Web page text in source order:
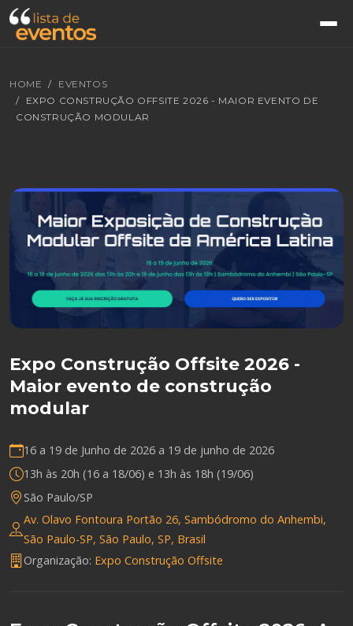
HOME
EVENTOS
EXPO CONSTRUÇÃO OFFSITE 2026 - MAIOR EVENTO DE
CONSTRUÇÃO MODULAR
Expo Construção Offsite 2026 -
Maior evento de construção
modular
16 a 19 de Junho de 2026 a 19 de junho de 2026
13h às 20h (16 a 18/06) e 13h às 18h (19/06)
São Paulo/SP
Av. Olavo Fontoura Portão 26, Sambódromo do Anhembi,
São Paulo-SP, São Paulo, SP, Brasil
Organização: Expo Construção Offsite